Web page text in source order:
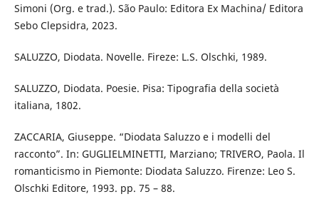
Simoni (Org. e trad.). São Paulo: Editora Ex Machina/ Editora
Sebo Clepsidra, 2023.
SALUZZO, Diodata. Novelle. Fireze: L.S. Olschki, 1989.
SALUZZO, Diodata. Poesie. Pisa: Tipografia della società
italiana, 1802.
ZACCARIA, Giuseppe. “Diodata Saluzzo e i modelli del
racconto”. In: GUGLIELMINETTI, Marziano; TRIVERO, Paola. Il
romanticismo in Piemonte: Diodata Saluzzo. Firenze: Leo S.
Olschki Editore, 1993. pp. 75 – 88.